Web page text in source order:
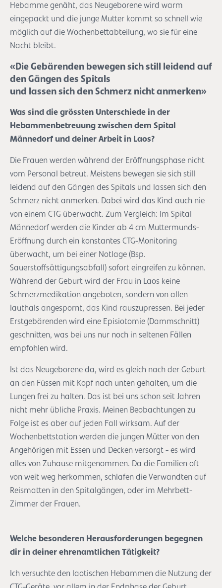
Hebamme genäht, das Neugeborene wird warm
eingepackt und die junge Mutter kommt so schnell wie
möglich auf die Wochenbettabteilung, wo sie für eine
Nacht bleibt.
«Die Gebärenden bewegen sich still leidend auf
den Gängen des Spitals
und lassen sich den Schmerz nicht anmerken»
Was sind die grössten Unterschiede in der
Hebammenbetreuung zwischen dem Spital
Männedorf und deiner Arbeit in Laos?
Die Frauen werden während der Eröffnungsphase nicht
vom Personal betreut. Meistens bewegen sie sich still
leidend auf den Gängen des Spitals und lassen sich den
Schmerz nicht anmerken. Dabei wird das Kind auch nie
von einem CTG überwacht. Zum Vergleich: Im Spital
Männedorf werden die Kinder ab 4 cm Muttermunds-
Eröffnung durch ein konstantes CTG-Monitoring
überwacht, um bei einer Notlage (Bsp.
Sauerstoffsättigungsabfall) sofort eingreifen zu können.
Während der Geburt wird der Frau in Laos keine
Schmerzmedikation angeboten, sondern von allen
lauthals angespornt, das Kind rauszupressen. Bei jeder
Erstgebärenden wird eine Episiotomie (Dammschnitt)
geschnitten, was bei uns nur noch in seltenen Fällen
empfohlen wird.
Ist das Neugeborene da, wird es gleich nach der Geburt
an den Füssen mit Kopf nach unten gehalten, um die
Lungen frei zu halten. Das ist bei uns schon seit Jahren
nicht mehr übliche Praxis. Meinen Beobachtungen zu
Folge ist es aber auf jeden Fall wirksam. Auf der
Wochenbettstation werden die jungen Mütter von den
Angehörigen mit Essen und Decken versorgt - es wird
alles von Zuhause mitgenommen. Da die Familien oft
von weit weg herkommen, schlafen die Verwandten auf
Reismatten in den Spitalgängen, oder im Mehrbett-
Zimmer der Frauen.
Welche besonderen Herausforderungen begegnen
dir in deiner ehrenamtlichen Tätigkeit?
Ich versuchte den laotischen Hebammen die Nutzung der